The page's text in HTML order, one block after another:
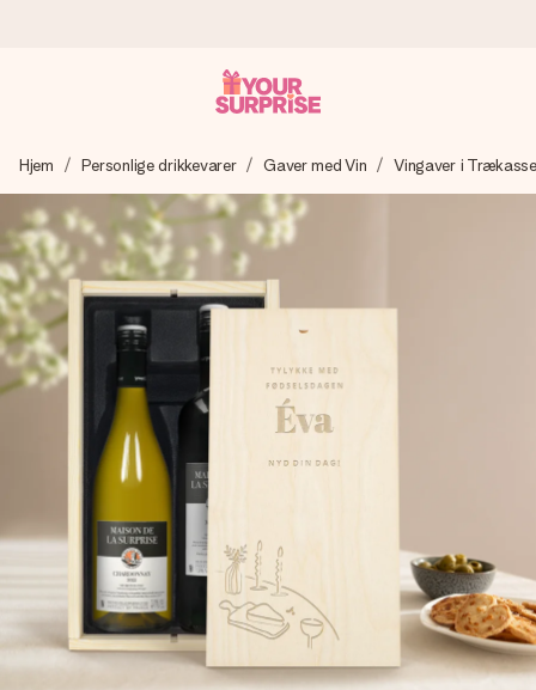
Vi laver din gave med omhu og sender den lynhurtigt – så
du kan give den på det helt rette tidspunkt, når den
betyder allermest.
4,7 (baseret på +15.000 anmeldelser)
Vores gaver inspirerer. Kunderne giver os 4,7 på Google
Reviews.
Gratis kort med hilsen
Lav noget særligt i blot få trin – med hendes navn, et
billede af dig eller en besked, der går lige i hendes hjerte.
Intet besvær men udelukkende en masse kærlighed i
øjeblikket.
Hjem Personlige drikkevarer Gaver med Vin Vingaver i Trækasse